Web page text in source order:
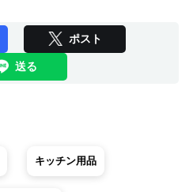
ポスト
送る
キッチン用品